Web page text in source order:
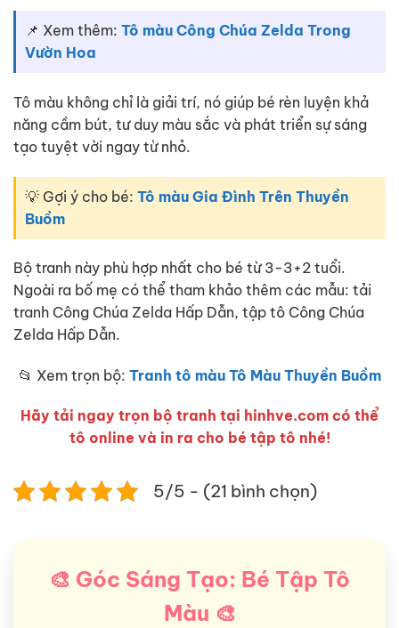
📌 Xem thêm: Tô màu Công Chúa Zelda Trong
Vườn Hoa
Tô màu không chỉ là giải trí, nó giúp bé rèn luyện khả
năng cầm bút, tư duy màu sắc và phát triển sự sáng
tạo tuyệt vời ngay từ nhỏ.
💡 Gợi ý cho bé: Tô màu Gia Đình Trên Thuyền
Buồm
Bộ tranh này phù hợp nhất cho bé từ 3-3+2 tuổi.
Ngoài ra bố mẹ có thể tham khảo thêm các mẫu: tải
tranh Công Chúa Zelda Hấp Dẫn, tập tô Công Chúa
Zelda Hấp Dẫn.
📂 Xem trọn bộ: Tranh tô màu Tô Màu Thuyền Buồm
Hãy tải ngay trọn bộ tranh tại hinhve.com có thể
tô online và in ra cho bé tập tô nhé!
5/5 - (21 bình chọn)
🎨 Góc Sáng Tạo: Bé Tập Tô
Màu 🎨